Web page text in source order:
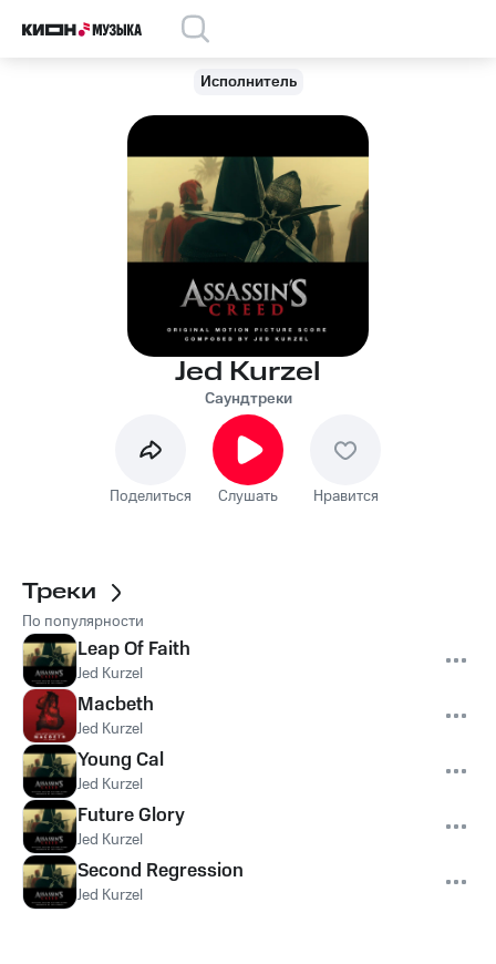
Исполнитель
Jed Kurzel
Саундтреки
Поделиться Слушать Нравится
Треки
По популярности
Leap Of Faith
Jed Kurzel
Macbeth
Jed Kurzel
Young Cal
Jed Kurzel
Future Glory
Jed Kurzel
Second Regression
Jed Kurzel